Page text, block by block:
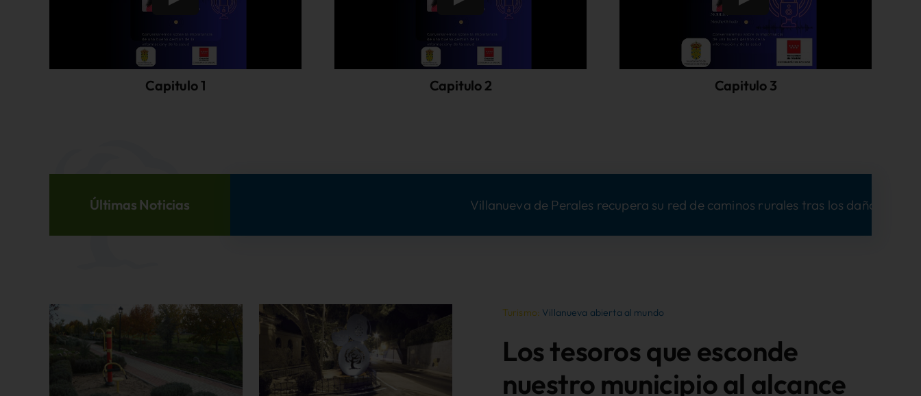
Capitulo 1 Capitulo 2 Capitulo 3
Últimas Noticias Villanueva de Perales recupera su red de caminos rurales tras los daños de las lluvias gracias al
Turismo: Villanueva abierta al mundo
Los tesoros que esconde
nuestro municipio al alcance